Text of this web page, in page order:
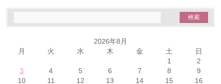
2026年8月
月
火 水 木 金 土
日
1
2
3
4 5 6 7 8
9
10
11 12 13 14 15 16